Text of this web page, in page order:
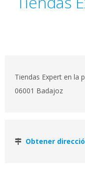
Tiendas Expert en la
06001 Badajoz
Obtener